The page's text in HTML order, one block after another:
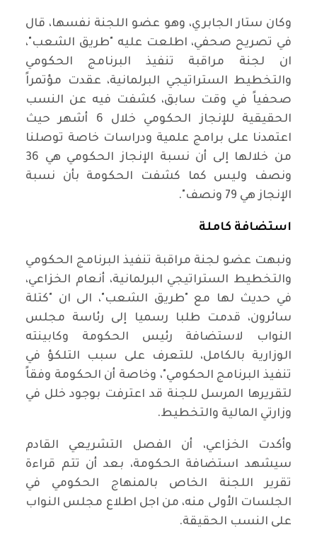
وكان ستار الجابري، وهو عضو اللجنة نفسها، قال
في تصريح صحفي، اطلعت عليه "طريق الشعب"،
ان لجنة مراقبة تنفيذ البرنامج الحكومي
والتخطيط الستراتيجي البرلمانية، عقدت مؤتمراً
صحفياً في وقت سابق، كشفت فيه عن النسب
الحقيقية للإنجاز الحكومي خلال 6 أشهر حيث
اعتمدنا على برامج علمية ودراسات خاصة توصلنا
من خلالها إلى أن نسبة الإنجاز الحكومي هي 36
ونصف وليس كما كشفت الحكومة بأن نسبة
الإنجاز هي 79 ونصف".
استضافة كاملة
ونبهت عضو لجنة مراقبة تنفيذ البرنامج الحكومي
والتخطيط الستراتيجي البرلمانية، أنعام الخزاعي،
في حديث لها مع "طريق الشعب"، الى ان "كتلة
سائرون، قدمت طلبا رسميا إلى رئاسة مجلس
النواب لاستضافة رئيس الحكومة وكابينته
الوزارية بالكامل، للتعرف على سبب التلكؤ في
تنفيذ البرنامج الحكومي"، وخاصة أن الحكومة وفقاً
لتقريرها المرسل للجنة قد اعترفت بوجود خلل في
وزارتي المالية والتخطيط.
وأكدت الخزاعي، أن الفصل التشريعي القادم
سيشهد استضافة الحكومة، بعد أن تتم قراءة
تقرير اللجنة الخاص بالمنهاج الحكومي في
الجلسات الأولى منه، من اجل اطلاع مجلس النواب
على النسب الحقيقة.